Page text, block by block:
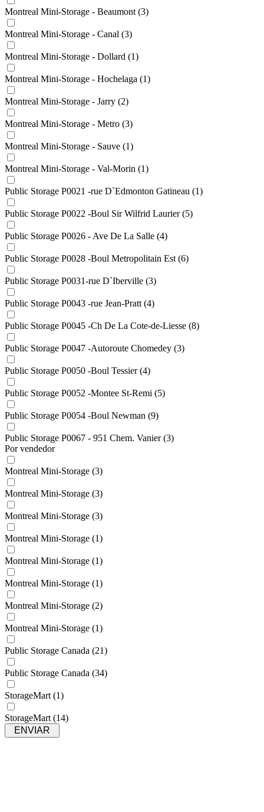
Montreal Mini-Storage - Beaumont (3)
Montreal Mini-Storage - Canal (3)
Montreal Mini-Storage - Dollard (1)
Montreal Mini-Storage - Hochelaga (1)
Montreal Mini-Storage - Jarry (2)
Montreal Mini-Storage - Metro (3)
Montreal Mini-Storage - Sauve (1)
Montreal Mini-Storage - Val-Morin (1)
Public Storage P0021 -rue D`Edmonton Gatineau (1)
Public Storage P0022 -Boul Sir Wilfrid Laurier(5)
Public Storage P0026 - Ave De La Salle (4)
Public Storage P0028 -Boul Metropolitain Est (6)
Public Storage P0031-rue D`Iberville (3)
Public Storage P0043 -rue Jean-Pratt (4)
Public Storage P0045 -Ch De La Cote-de-Liesse (8)
Public Storage P0047 -Autoroute Chomedey (3)
Public Storage P0050 -Boul Tessier(4)
Public Storage P0052 -Montee St-Remi (5)
Public Storage P0054 -Boul Newman (9)
Public Storage P0067 - 951 Chem. Vanier(3)
Por vendedor
Montreal Mini-Storage (3)
Montreal Mini-Storage (3)
Montreal Mini-Storage (3)
Montreal Mini-Storage (1)
Montreal Mini-Storage (1)
Montreal Mini-Storage (1)
Montreal Mini-Storage (2)
Montreal Mini-Storage (1)
Public Storage Canada (21)
Public Storage Canada (34)
StorageMart (1)
StorageMart (14)